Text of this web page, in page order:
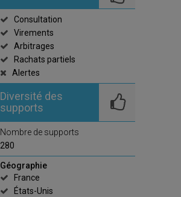
Consultation
Virements
Arbitrages
Rachats partiels
Alertes
Diversité des
supports
Nombre de supports
280
Géographie
France
États-Unis